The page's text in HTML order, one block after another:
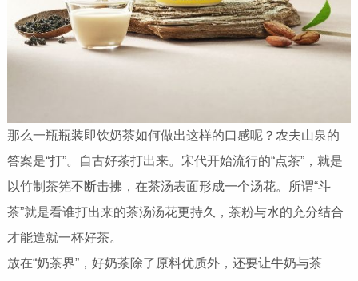
那么一瓶瓶装即饮奶茶如何做出这样的口感呢？农夫山泉的
答案是“打”。自古好茶打出来。宋代开始流行的“点茶”，就是
以竹制茶筅不断击拂，在茶汤表面形成一个汤花。所谓“斗
茶”就是看谁打出来的茶汤汤花更持久，茶粉与水的充分结合
才能造就一杯好茶。
放在“奶茶界”，好奶茶除了原料优质外，还要让牛奶与茶